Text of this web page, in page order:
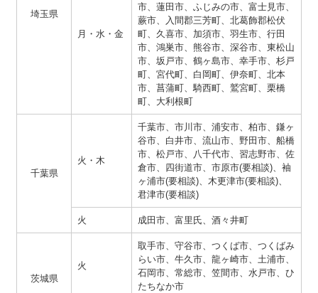
埼玉県
月・水・金
市、蓮田市、ふじみの市、富士見市、
蕨市、入間郡三芳町、北葛飾郡松伏
町、久喜市、加須市、羽生市、行田
市、鴻巣市、熊谷市、深谷市、東松山
市、坂戸市、鶴ヶ島市、幸手市、杉戸
町、宮代町、白岡町、伊奈町、北本
市、菖蒲町、騎西町、鷲宮町、栗橋
町、大利根町
千葉県
火・木
千葉市、市川市、浦安市、柏市、鎌ヶ
谷市、白井市、流山市、野田市、船橋
市、松戸市、八千代市、習志野市、佐
倉市、四街道市、市原市(要相談)、袖
ヶ浦市(要相談)、木更津市(要相談)、
君津市(要相談)
火 成田市、富里氏、酒々井町
茨城県
火
取手市、守谷市、つくば市、つくばみ
らい市、牛久市、龍ヶ崎市、土浦市、
石岡市、常総市、笠間市、水戸市、ひ
たちなか市